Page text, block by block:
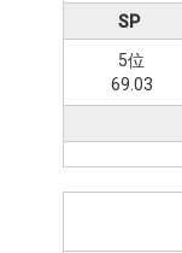
SP
5位
69.03